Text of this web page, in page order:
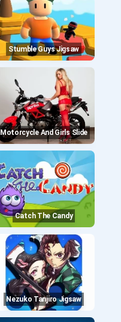
Stumble Guys Jigsaw
Motorcycle And Girls Slide
Catch The Candy
Nezuko Tanjiro Jigsaw